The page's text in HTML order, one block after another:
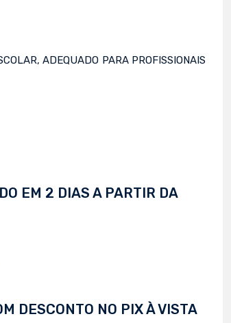
ADEQUADO PARA PROFISSIONAIS
EM 2 DIAS A PARTIR DA
DESCONTO NO PIX À VISTA